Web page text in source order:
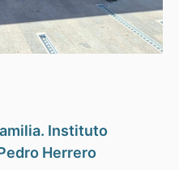
Instituto
Herrero